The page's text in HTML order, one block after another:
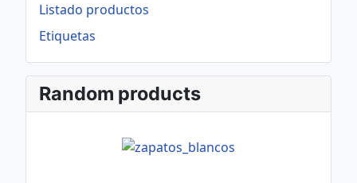
Listado productos
Etiquetas
Random products